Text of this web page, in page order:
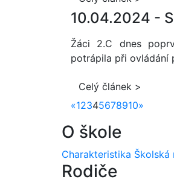
10.04.2024 -
Žáci 2.C dnes
potrápila při ovládání
Celý článek >
«12345678910»
O škole
Charakteristika Školská
Rodiče